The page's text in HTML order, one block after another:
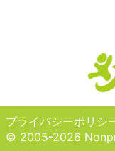
プライバシーポリシ
© 2005-2026